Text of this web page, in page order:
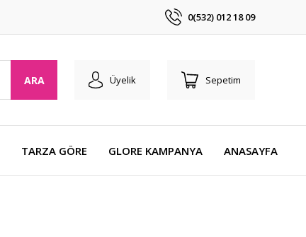
0(532) 012 18 09
ARA Üyelik Sepetim
TARZA GÖRE GLORE KAMPANYA ANASAYFA